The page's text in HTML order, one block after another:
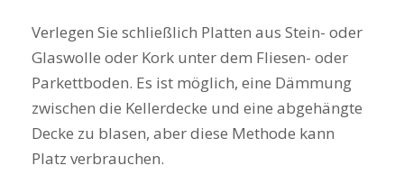
Verlegen Sie schließlich Platten aus Stein- oder
Glaswolle oder Kork unter dem Fliesen- oder
Parkettboden. Es ist möglich, eine Dämmung
zwischen die Kellerdecke und eine abgehängte
Decke zu blasen, aber diese Methode kann
Platz verbrauchen.